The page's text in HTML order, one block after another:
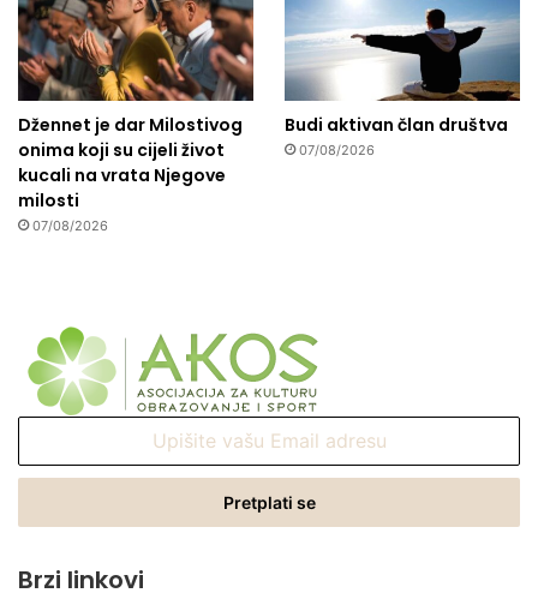
Džennet je dar Milostivog
onima koji su cijeli život
kucali na vrata Njegove
milosti
07/08/2026
Budi aktivan član društva
07/08/2026
Email
Brzi linkovi